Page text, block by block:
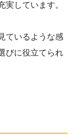
実しています。
ているような感
びに役立てられ